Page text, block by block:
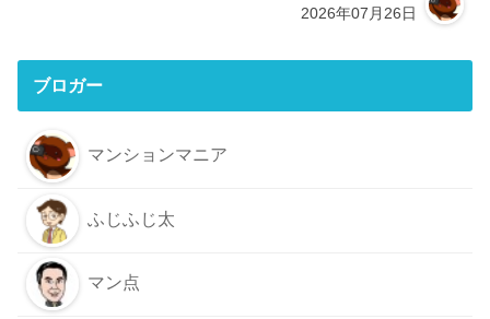
2026年07月26日
ブロガー
マンションマニア
ふじふじ太
マン点